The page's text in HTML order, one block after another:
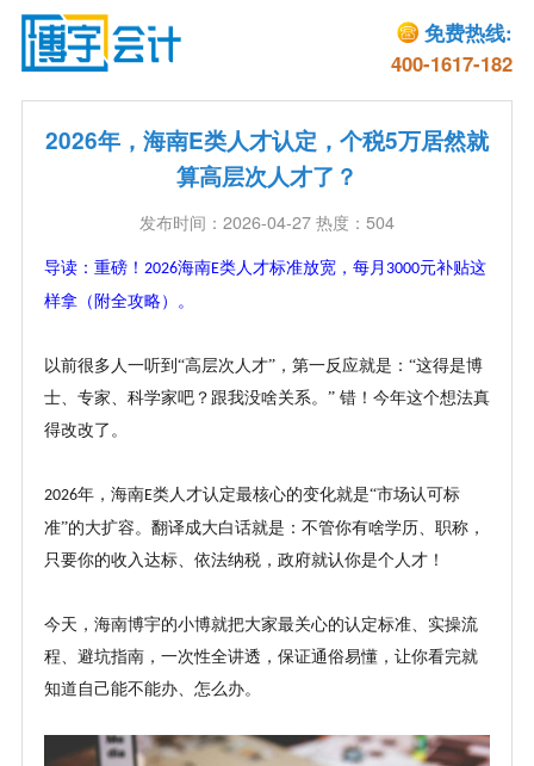
免费热线:
400-1617-182
2026年，海南E类人才认定，个税5万居然就
算高层次人才了？
发布时间：2026-04-27 热度：504
导读：重磅！ 2026海南E类人才标准放宽，每月 3000元补贴这
样拿（附全攻略）。
以前很多人一听到 “高层次人才”，第一反应就是：“这得是博
士、专家、科学家吧？跟我没啥关系。” 错！今年这个想法真
得改改了。
2026年，海南E类人才认定最核心的变化就是“市场认可标
准”的大扩容。翻译成大白话就是：不管你有啥学历、职称，
只要你的收入达标、依法纳税，政府就认你是个人才！
今天，海南博宇的小博就把大家最关心的认定标准、实操流
程、避坑指南，一次性全讲透，保证通俗易懂，让你看完就
知道自己能不能办、怎么办。